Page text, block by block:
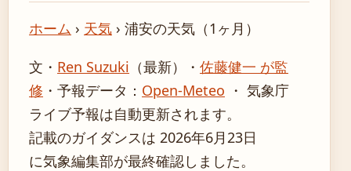
ホーム › 天気 › 浦安の天気（1ヶ月）
文・ Ren Suzuki （最新） ・ 佐藤健一 が監
修 ・ 予報データ： Open-Meteo ・ 気象庁
ライブ予報は自動更新されます。
記載のガイダンスは 2026年6月23日
に気象編集部が最終確認しました。